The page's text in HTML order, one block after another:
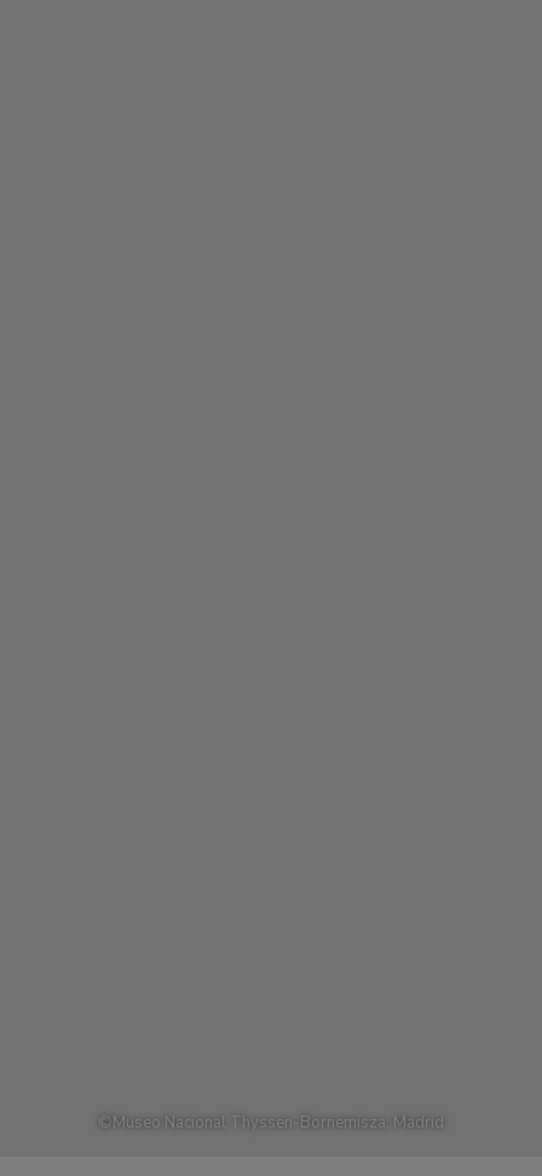
© Museo Nacional Thyssen-Bornemisza, Madrid